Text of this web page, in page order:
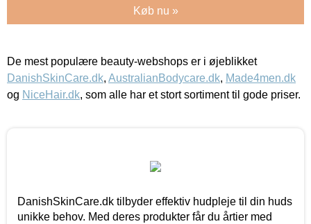
Køb nu »
De mest populære beauty-webshops er i øjeblikket
DanishSkinCare.dk, AustralianBodycare.dk, Made4men.dk
og NiceHair.dk, som alle har et stort sortiment til gode priser.
DanishSkinCare.dk tilbyder effektiv hudpleje til din huds
unikke behov. Med deres produkter får du årtier med